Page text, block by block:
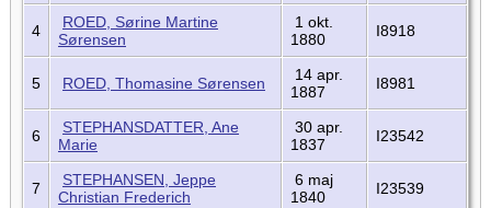
4
ROED, Sørine Martine
Sørensen
1 okt.
1880
I8918
5 ROED, Thomasine Sørensen
14 apr.
1887
I8981
6
STEPHANSDATTER, Ane
Marie
30 apr.
1837
I23542
7
STEPHANSEN, Jeppe
Christian Frederich
6 maj
1840
I23539